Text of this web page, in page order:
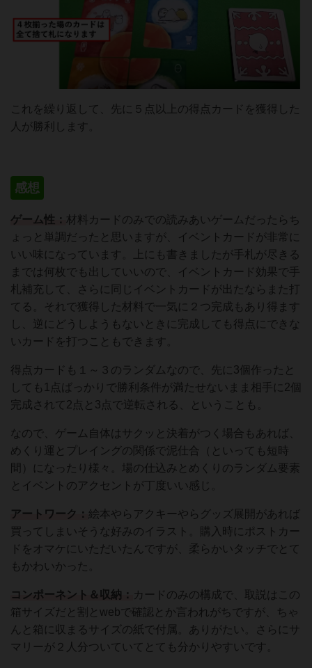
これを繰り返して、先に５点以上の得点カードを獲得した
人が勝利します。
感想
ゲーム性： 材料カードのみでの読みあいゲームだったらち
ょっと単調だったと思いますが、イベントカードが非常に
いい味になっています。上にも書きましたが手札が尽きる
までは何枚でも出していいので、イベントカード効果で手
札補充して、さらに同じイベントカードが出たならまた打
てる。それで獲得した材料で一気に２つ完成もあり得ます
し、逆にどうしようもないときに完成しても得点にできな
いカードを打つこともできます。
得点カードも１～３のランダムなので、先に3個作ったと
しても1点ばっかりで勝利条件が満たせないまま相手に2個
完成されて2点と3点で逆転される、ということも。
なので、ゲーム自体はサクッと決着がつく場合もあれば、
めくり運とプレイングの関係で泥仕合（といっても短時
間）になったり様々。場の仕込みとめくりのランダム要素
とイベントのアクセントが丁度いい感じ。
アートワーク： 絵本やらアクキーやらグッズ展開があれば
買ってしまいそうな好みのイラスト。購入時にポストカー
ドをオマケにいただいたんですが、柔らかいタッチでとて
もかわいかった。
コンポーネント＆収納： カードのみの構成で、取説はこの
箱サイズだと割とwebで確認とか言われがちですが、ちゃ
んと箱に収まるサイズの紙で付属。ありがたい。さらにサ
マリーが２人分ついていてとても分かりやすいです。